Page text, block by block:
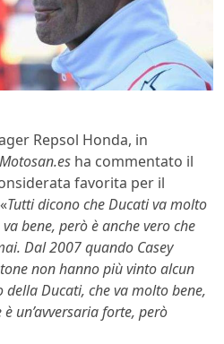
Repsol Honda, in
Motosan.es ha commentato il
favorita per il
Tutti dicono che Ducati va molto
bene, però è anche vero che
Dal 2007 quando Casey
non hanno più vinto alcun
Ducati, che va molto bene,
un’avversaria forte, però